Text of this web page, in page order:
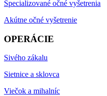
Špecializované očné vyšetrenia
Akútne očné vyšetrenie
OPERÁCIE
Sivého zákalu
Sietnice a sklovca
Viečok a mihalníc